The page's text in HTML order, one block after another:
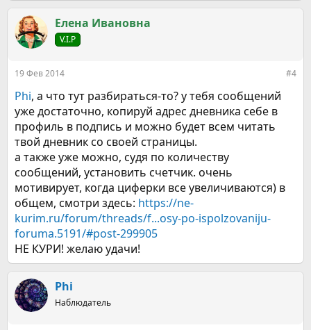
Елена Ивановна
V.I.P
19 Фев 2014 #4
Phi, а что тут разбираться-то? у тебя сообщений
уже достаточно, копируй адрес дневника себе в
профиль в подпись и можно будет всем читать
твой дневник со своей страницы.
а также уже можно, судя по количеству
сообщений, установить счетчик. очень
мотивирует, когда циферки все увеличиваются) в
общем, смотри здесь: https://ne-
kurim.ru/forum/threads/f...osy-po-ispolzovaniju-
foruma.5191/#post-299905
НЕ КУРИ! желаю удачи!
Phi
Наблюдатель